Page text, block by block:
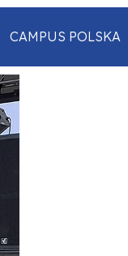
CAMPUS POLSKA